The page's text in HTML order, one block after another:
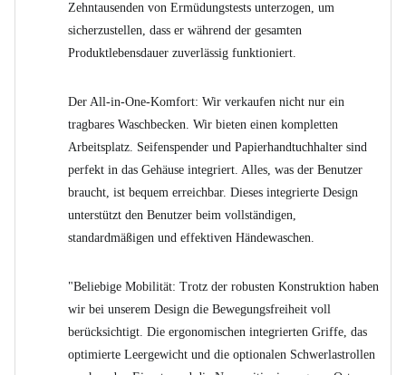
Zehntausenden von Ermüdungstests unterzogen, um
sicherzustellen, dass er während der gesamten
Produktlebensdauer zuverlässig funktioniert.
Der All-in-One-Komfort: Wir verkaufen nicht nur ein
tragbares Waschbecken. Wir bieten einen kompletten
Arbeitsplatz. Seifenspender und Papierhandtuchhalter sind
perfekt in das Gehäuse integriert. Alles, was der Benutzer
braucht, ist bequem erreichbar. Dieses integrierte Design
unterstützt den Benutzer beim vollständigen,
standardmäßigen und effektiven Händewaschen.
"Beliebige Mobilität: Trotz der robusten Konstruktion haben
wir bei unserem Design die Bewegungsfreiheit voll
berücksichtigt. Die ergonomischen integrierten Griffe, das
optimierte Leergewicht und die optionalen Schwerlastrollen